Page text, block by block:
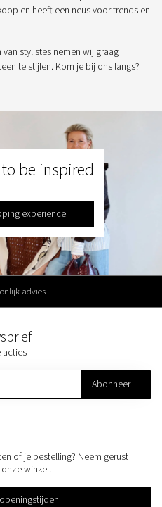
en heeft een neus voor trends en
stylistes nemen wij graag
te stijlen. Kom je bij ons langs?
be inspired
experience
advies
of je bestelling? Neem gerust
winkel!
acties
Abonneer